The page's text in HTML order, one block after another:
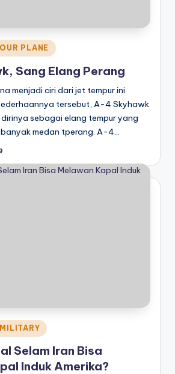
OUR PLANE
Sang Elang Perang
menjadi ciri dari jet tempur ini.
tersebut, A-4 Skyhawk
sebagai elang tempur yang
banyak medan tperang. A-4…
MILITARY
Selam Iran Bisa
Induk Amerika?